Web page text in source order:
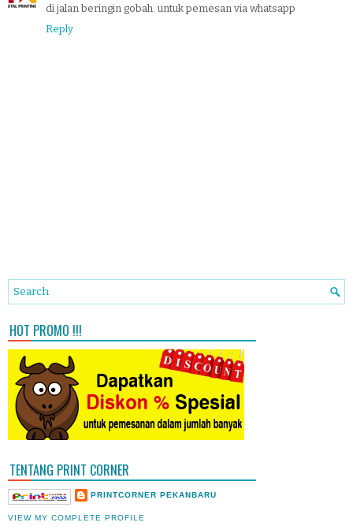
di jalan beringin gobah. untuk pemesan via whatsapp
Reply
HOT PROMO !!!
TENTANG PRINT CORNER
PRINTCORNER PEKANBARU
VIEW MY COMPLETE PROFILE